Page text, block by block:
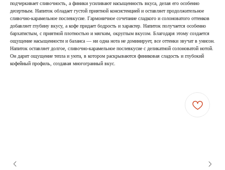
подчеркивает сливочность, а финики усиливают насыщенность вкуса, делая его особенно
десертным. Напиток обладает густой приятной консистенцией и оставляет продолжительное
сливочно-карамельное послевкусие. Гармоничное сочетание сладкого и солоноватого оттенков
добавляет глубину вкусу, а кофе придает бодрость и характер. Напиток получается особенно
бархатистым, с приятной плотностью и мягким, округлым вкусом. Благодаря этому создается
ощущение насыщенности и баланса — ни одна нота не доминирует, все оттенки звучат в унисон.
Напиток оставляет долгое, сливочно-карамельное послевкусие с деликатной солоноватой нотой.
Он дарит ощущение тепла и уюта, в котором раскрываются финиковая сладость и глубокий
кофейный профиль, создавая многогранный вкус.